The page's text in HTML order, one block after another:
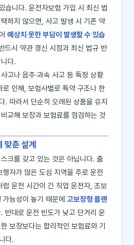
습니다. 운전자보험 가입 시 최신 법
하지 않으면, 사고 발생 시 기존 약
예상치 못한 부담이 발생할 수 있습
드시 약관 갱신 시점과 최신 법규 반
다.
고나 음주·과속 사고 등 특정 상황
로 인해, 보험사별로 특약 구조나 한
. 따라서 단순히 오래된 상품을 유지
교해 보장과 보험료를 점검하는 것
맞춘 설계
크를 갖고 있는 것은 아닙니다. 출
행자가 많은 도심 지역을 주로 운전
럼 운전 시간이 긴 직업 운전자, 초보
능성이 높기 때문에 고보장형 플랜
반대로 운전 빈도가 낮고 단거리 운
보장보다는 합리적인 보험료와 기
다.